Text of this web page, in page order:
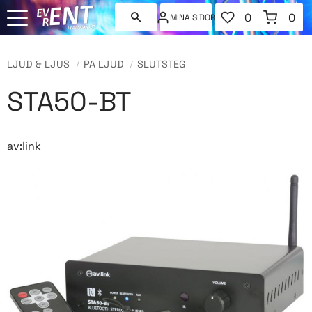
MINA SIDOR
FAVORITER
ANTAL
0
KUNDVAGN
0
LJUD & LJUS PA LJUD SLUTSTEG
STA50-BT
av:link